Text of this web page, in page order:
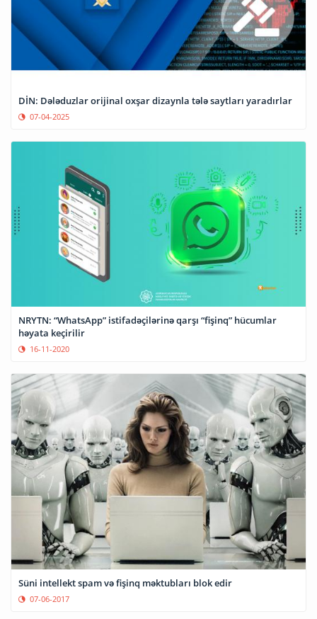
DİN: Dələduzlar orijinal oxşar dizaynla tələ saytları yaradırlar
07-04-2025
NRYTN: “WhatsApp” istifadəçilərinə qarşı “fişinq” hücumlar
həyata keçirilir
16-11-2020
Süni intellekt spam və fişinq məktubları blok edir
07-06-2017